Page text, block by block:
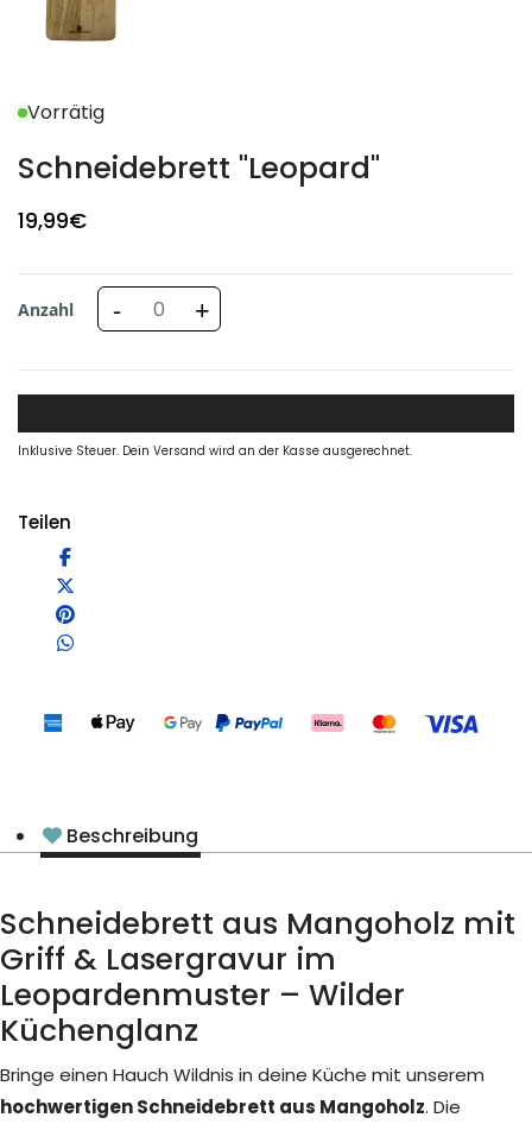
Vorrätig
Schneidebrett "Leopard"
19,99€
Anzahl - +
Inklusive Steuer. Dein Versand wird an der Kasse ausgerechnet.
Teilen
Beschreibung
Schneidebrett aus Mangoholz mit
Griff & Lasergravur im
Leopardenmuster – Wilder
Küchenglanz
Bringe einen Hauch Wildnis in deine Küche mit unserem
hochwertigen Schneidebrett aus Mangoholz. Die